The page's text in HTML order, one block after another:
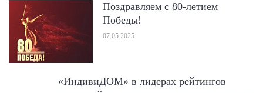
Поздравляем с 80-летием
Победы!
07.05.2025
«ИндивиДОМ» в лидерах рейтингов